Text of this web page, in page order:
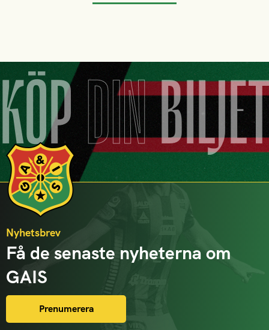
KÖPDIN
Nyhetsbrev
Få de senaste nyheterna om
GAIS
Prenumerera